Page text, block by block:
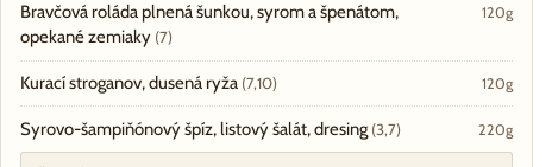
Bravčová roláda plnená šunkou, syrom a špenátom,
opekané zemiaky (7)
120g
Kurací stroganov, dusená ryža (7,10) 120g
Syrovo-šampiňónový špíz, listový šalát, dresing (3,7) 220g